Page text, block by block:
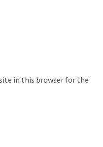
in this browser for the